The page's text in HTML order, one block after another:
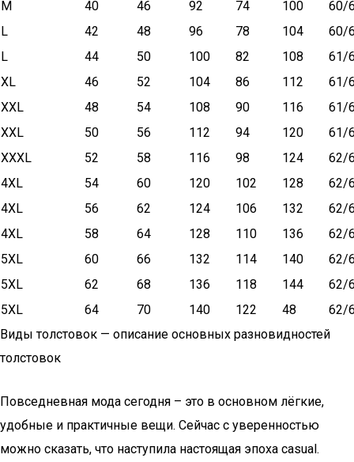
M
40 46 92 74 100
60/
L
42 48 96 78 104
60/
L
44 50 100 82 108
61/
XL
46 52 104 86 112
61/
XXL
48 54 108 90 116
61/
XXL
50 56 112 94 120
61/
XXXL
52 58 116 98 124
62/
4XL
54 60 120 102 128
62/
4XL
56 62 124 106 132
62/
4XL
58 64 128 110 136
62/
5XL
60 66 132 114 140
62/
5XL
62 68 136 118 144
62/
5XL
64 70 140 122 48
62/
Виды толстовок — описание основных разновидностей
толстовок
Повседневная мода сегодня – это в основном лёгкие,
удобные и практичные вещи. Сейчас с уверенностью
можно сказать, что наступила настоящая эпоха casual.